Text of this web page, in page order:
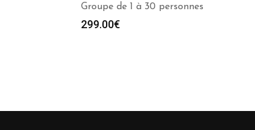
Groupe de 1 à 30 personnes
299.00€